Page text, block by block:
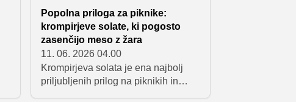
Popolna priloga za piknike:
krompirjeve solate, ki pogosto
zasenčijo meso z žara
11. 06. 2026 04.00
Krompirjeva solata je ena najbolj
priljubljenih prilog na piknikih in